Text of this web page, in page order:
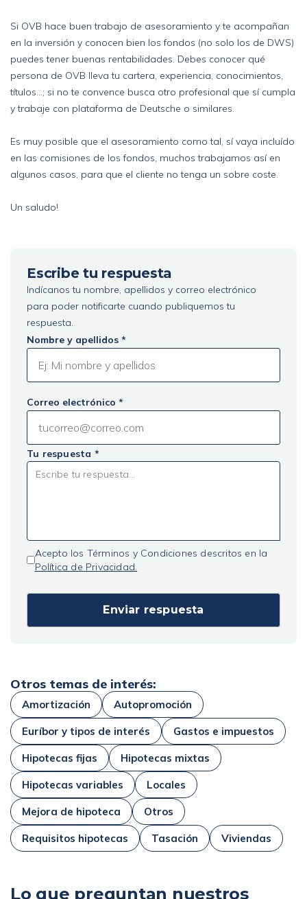
Si OVB hace buen trabajo de asesoramiento y te acompañan
en la inversión y conocen bien los fondos (no solo los de DWS)
puedes tener buenas rentabilidades. Debes conocer qué
persona de OVB lleva tu cartera, experiencia, conocimientos,
títulos...; si no te convence busca otro profesional que sí cumpla
y trabaje con plataforma de Deutsche o similares.
Es muy posible que el asesoramiento como tal, sí vaya incluído
en las comisiones de los fondos, muchos trabajamos así en
algunos casos, para que el cliente no tenga un sobre coste.
Un saludo!
Escribe tu respuesta
Indícanos tu nombre, apellidos y correo electrónico
para poder notificarte cuando publiquemos tu
respuesta.
Nombre y apellidos *
Correo electrónico *
Tu respuesta *
Acepto los Términos y Condiciones descritos en la
Política de Privacidad.
Otros temas de interés:
Amortización Autopromoción
Euríbor y tipos de interés Gastos e impuestos
Hipotecas fijas Hipotecas mixtas
Hipotecas variables Locales
Mejora de hipoteca Otros
Requisitos hipotecas Tasación Viviendas
Lo que preguntan nuestros